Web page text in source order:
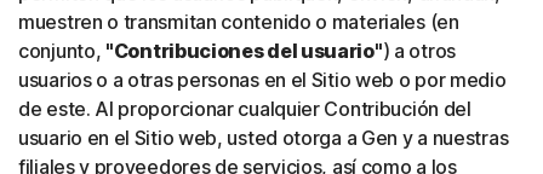
muestren o transmitan contenido o materiales (en
conjunto, "Contribuciones del usuario") a otros
usuarios o a otras personas en el Sitio web o por medio
de este. Al proporcionar cualquier Contribución del
usuario en el Sitio web, usted otorga a Gen y a nuestras
filiales y proveedores de servicios, así como a los